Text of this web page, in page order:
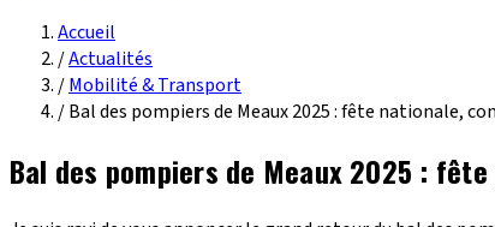
Accueil
/Actualités
/Mobilité & Transport
/Bal des pompiers de Meaux 2025 : fête nationale,
Bal des pompiers de Meaux 2025 :